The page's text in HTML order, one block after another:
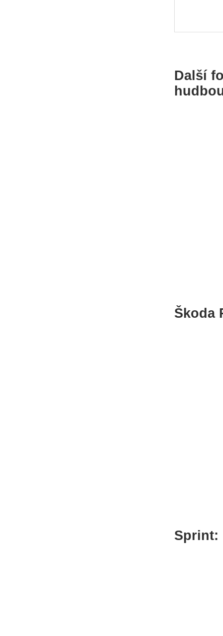
Další
Škoda
Sprint: